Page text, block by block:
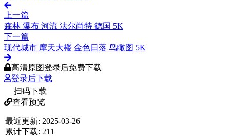
上一篇
森林 瀑布 河流 法尔尚特 德国 5K
下一篇
现代城市 摩天大楼 金色日落 鸟瞰图 5K
高清原图登录后免费下载
登录后下载
扫码下载
查看预览
最近更新: 2025-03-26
累计下载: 211